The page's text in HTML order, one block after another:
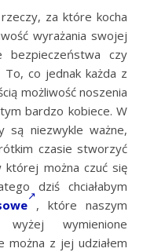
wyrażania swojej
bezpieczeństwa czy
To, co jednak każda z
możliwość noszenia
bardzo kobiece. W
są niezwykle ważne,
czasie stworzyć
której można czuć się
dziś chciałabym
, które naszym
wyżej wymienione
można z jej udziałem